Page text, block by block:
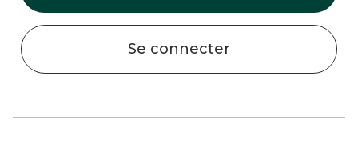
Se connecter